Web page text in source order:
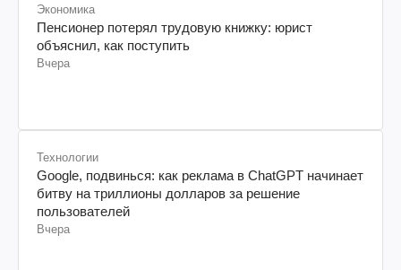
Экономика
Пенсионер потерял трудовую книжку: юрист
объяснил, как поступить
Вчера
Технологии
Google, подвинься: как реклама в ChatGPT начинает
битву на триллионы долларов за решение
пользователей
Вчера